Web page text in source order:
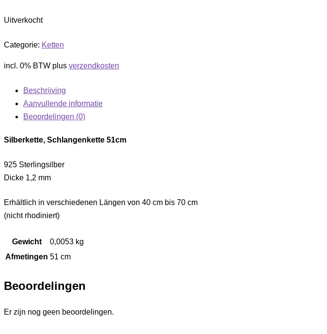
Uitverkocht
Categorie: Ketten
incl. 0% BTW plus verzendkosten
Beschrijving
Aanvullende informatie
Beoordelingen (0)
Silberkette, Schlangenkette 51cm
925 Sterlingsilber
Dicke 1,2 mm
Erhältlich in verschiedenen Längen von 40 cm bis 70 cm
(nicht rhodiniert)
Gewicht
0,0053 kg
Afmetingen 51 cm
Beoordelingen
Er zijn nog geen beoordelingen.